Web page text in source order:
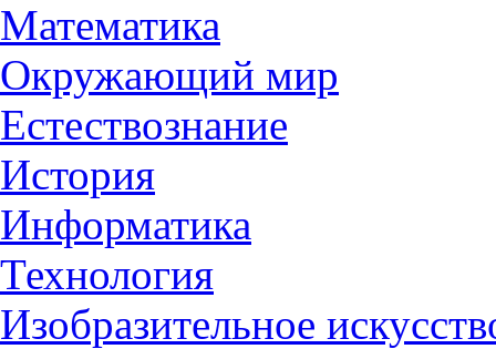
Математика
Окружающий мир
Естествознание
История
Информатика
Технология
Изобразительное